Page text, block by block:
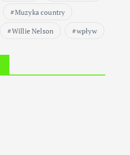
Muzyka country
Willie Nelson wpływ